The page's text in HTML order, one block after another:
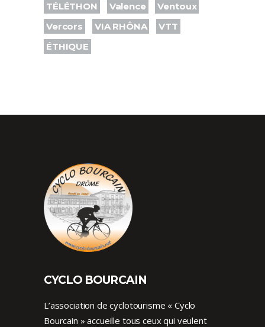
TÉLÉTHON
Valence
Ventoux
Vercors
VIA RHÔNA
VTT
ÉTHIQUE
CYCLO BOURCAIN
L’association de cyclotourisme « Cyclo
Bourcain » accueille tous ceux qui veulent